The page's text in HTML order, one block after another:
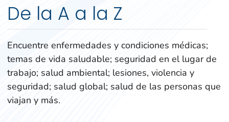
De la A a la Z
Encuentre enfermedades y condiciones médicas;
temas de vida saludable; seguridad en el lugar de
trabajo; salud ambiental; lesiones, violencia y
seguridad; salud global; salud de las personas que
viajan y más.